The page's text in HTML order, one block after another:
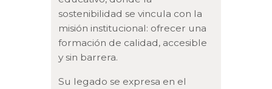
sostenibilidad se vincula con la
misión institucional: ofrecer una
formación de calidad, accesible
y sin barrera.
Su legado se expresa en el